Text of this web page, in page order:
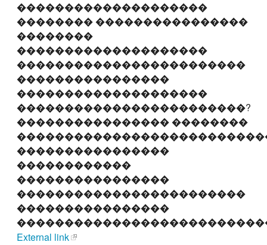
��������������������
�������� ����������������
��������
��������������������
������������������������
����������������
��������������������
������������������������?
���������������� ��������
����������������
������������
����������������
������������������������
����������������
External link